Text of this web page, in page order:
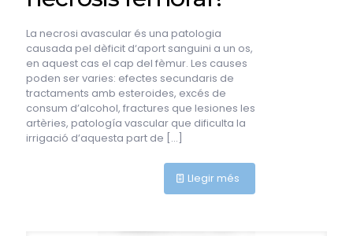
La necrosi avascular és una patologia
causada pel dèficit d‘aport sanguini a un os,
en aquest cas el cap del fèmur. Les causes
poden ser varies: efectes secundaris de
tractaments amb esteroides, excés de
consum d’alcohol, fractures que lesiones les
artèries, patología vascular que dificulta la
irrigació d’aquesta part de […]
Llegir més